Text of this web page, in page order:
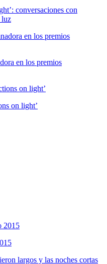
conversaciones con
luz
en los premios
on light’